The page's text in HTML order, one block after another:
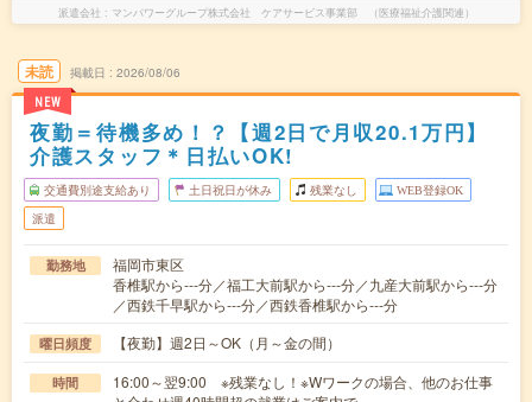
派遣会社 マンパワーグループ株式会社 ケアサービス事業部 （医療福祉介護関連）
未読
NEW
掲載日 2026/08/06
夜勤＝待機多め！？【週2日で月収20.1万円】
介護スタッフ＊日払いOK!
交通費別途支給あり 土日祝日が休み 残業なし WEB登録OK
派遣
勤務地
福岡市東区
香椎駅から---分／福工大前駅から---分／九産大前駅から---分
／西鉄千早駅から---分／西鉄香椎駅から---分
曜日頻度 【夜勤】週2日～OK（月～金の間）
時間
16:00～翌9:00 ※残業なし！※Wワークの場合、他のお仕事